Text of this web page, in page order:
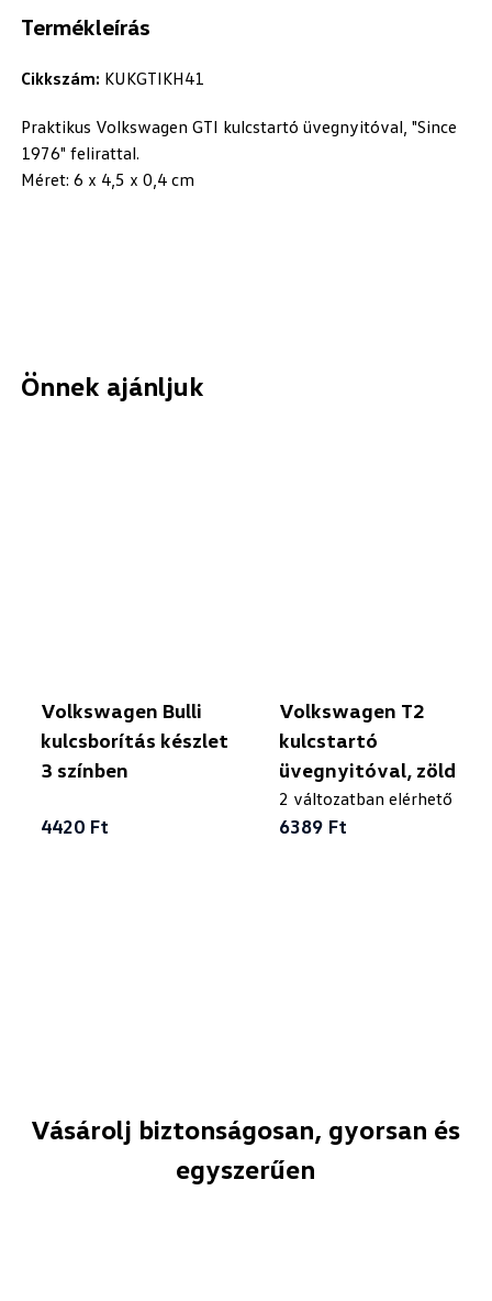
Termékleírás
Cikkszám: KUKGTIKH41
Praktikus Volkswagen GTI kulcstartó üvegnyitóval, "Since
1976" felirattal.
Méret: 6 x 4,5 x 0,4 cm
Önnek ajánljuk
Volkswagen Bulli
kulcsborítás készlet
3 színben
4420 Ft
Volkswagen T2
kulcstartó
üvegnyitóval, zöld
2 változatban elérhető
6389 Ft
Vásárolj biztonságosan, gyorsan és
egyszerűen